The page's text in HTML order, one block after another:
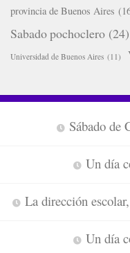
provincia de Buenos Aires
Sabado pochoclero (24)
Universidad de Buenos Aires (11)
Sábado de
Un día
La dirección
Un día